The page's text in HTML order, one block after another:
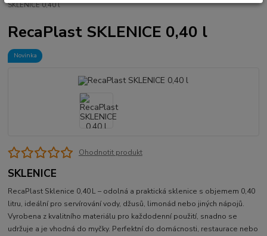
SKLENICE 0,40 l
RecaPlast SKLENICE 0,40 l
Novinka
Ohodnotit produkt
SKLENICE
RecaPlast Sklenice 0,40 L – odolná a praktická sklenice s objemem 0,40
litru, ideální pro servírování vody, džusů, limonád nebo jiných nápojů.
Vyrobena z kvalitního materiálu pro každodenní použití, snadno se
udržuje a je vhodná do myčky. Perfektní do domácnosti, restaurace nebo